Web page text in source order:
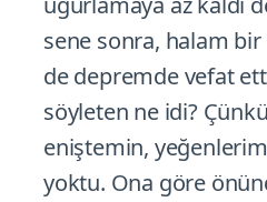
sene sonra, halam
de depremde vefat
söyleten ne idi?
eniştemin,
yoktu. Ona göre